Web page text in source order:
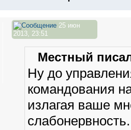
25 июн
2013, 23:51
Местный
Ну до
командования
излагая ваше